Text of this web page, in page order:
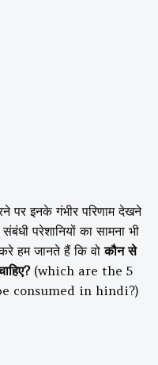
पर इनके गंभीर परिणाम देखने
परेशानियों का सामना भी
हम जानते हैं कि वोकौन से
(which are the 5
consumed in hindi?)